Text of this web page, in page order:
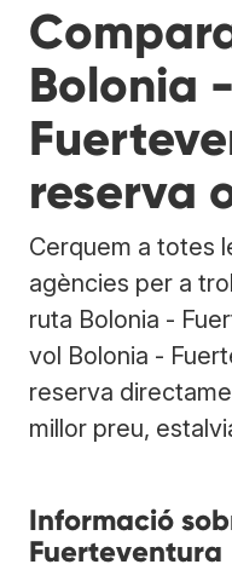
Bolonia -
reserva
Cerquem a totes
agències per a
ruta Bolonia -
vol Bolonia -
reserva
millor preu,
Informació
Fuerteventura